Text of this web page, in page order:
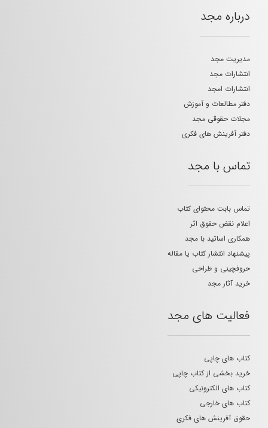
درباره مجد
مدیریت مجد
انتشارات مجد
انتشارات امجد
دفتر مطالعات و آموزش
مجلات حقوقی مجد
دفتر آفرینش های فکری
تماس با مجد
تماس بابت محتوای کتاب
اعلام نقض حقوق اثر
همکاری اساتید با مجد
پیشنهاد انتشار کتاب یا مقاله
حروفچینی و طراحی
خرید آثار مجد
فعالیت های مجد
کتاب های چاپی
خرید بخشی از کتاب چاپی
کتاب های الکترونیکی
کتاب های خارجی
حقوق آفرینش های فکری